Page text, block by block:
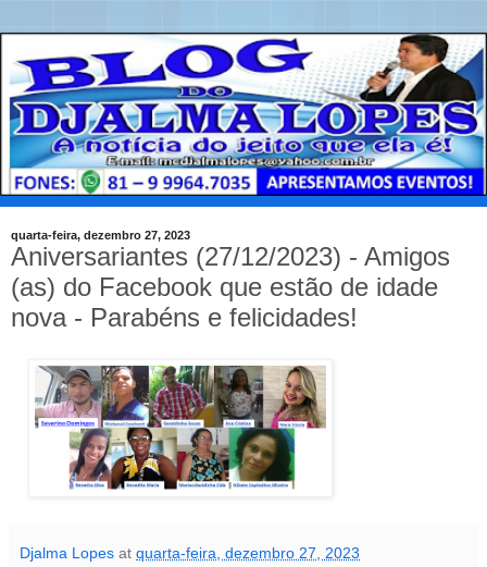
quarta-feira, dezembro 27, 2023
Aniversariantes (27/12/2023) - Amigos
(as) do Facebook que estão de idade
nova - Parabéns e felicidades!
Djalma Lopes at quarta-feira, dezembro 27, 2023